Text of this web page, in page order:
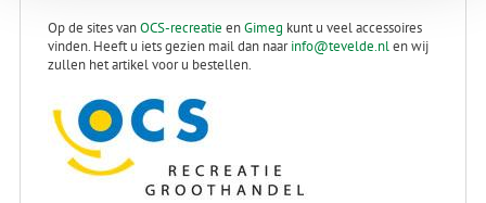
Op de sites vanOCS-recreatie enGimeg kunt u veel accessoires
vinden. Heeft u iets gezien mail dan naarinfo@tevelde.nlen wij
zullen het artikel voor u bestellen.